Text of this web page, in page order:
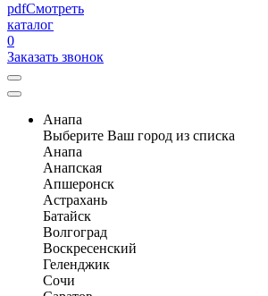
pdfСмотреть
каталог
0
Заказать звонок
Анапа
Выберите Ваш город из списка
Анапа
Анапская
Апшеронск
Астрахань
Батайск
Волгоград
Воскресенский
Геленджик
Сочи